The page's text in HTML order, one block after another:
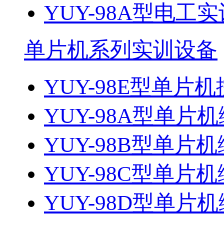
YUY-98A型电工
单片机系列实训设备
YUY-98E型单片
YUY-98A型单片
YUY-98B型单片
YUY-98C型单片
YUY-98D型单片